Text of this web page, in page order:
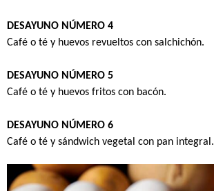
DESAYUNO NÚMERO 4
Café o té y huevos revueltos con salchichón.
DESAYUNO NÚMERO 5
Café o té y huevos fritos con bacón.
DESAYUNO NÚMERO 6
Café o té y sándwich vegetal con pan integral.